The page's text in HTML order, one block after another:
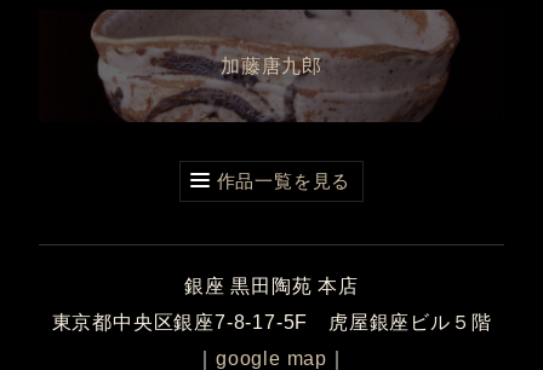
加藤唐九郎
作品一覧を見る
銀座 黒田陶苑 本店
東京都中央区銀座7-8-17-5F 虎屋銀座ビル５階
google map